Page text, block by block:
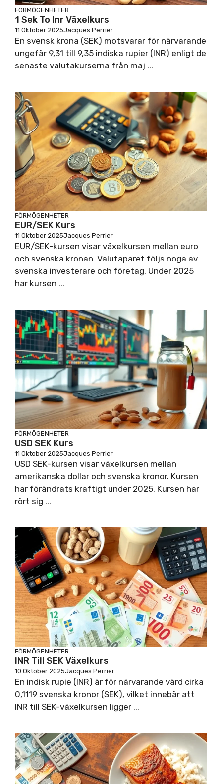
FÖRMÖGENHETER
1 Sek To Inr Växelkurs
11 Oktober 2025Jacques Perrier
En svensk krona (SEK) motsvarar för närvarande
ungefär 9,31 till 9,35 indiska rupier (INR) enligt de
senaste valutakurserna från maj ...
FÖRMÖGENHETER
EUR/SEK Kurs
11 Oktober 2025Jacques Perrier
EUR/SEK-kursen visar växelkursen mellan euro
och svenska kronan. Valutaparet följs noga av
svenska investerare och företag. Under 2025
har kursen ...
FÖRMÖGENHETER
USD SEK Kurs
11 Oktober 2025Jacques Perrier
USD SEK-kursen visar växelkursen mellan
amerikanska dollar och svenska kronor. Kursen
har förändrats kraftigt under 2025. Kursen har
rört sig ...
FÖRMÖGENHETER
INR Till SEK Växelkurs
10 Oktober 2025Jacques Perrier
En indisk rupie (INR) är för närvarande värd cirka
0,1119 svenska kronor (SEK), vilket innebär att
INR till SEK-växelkursen ligger ...